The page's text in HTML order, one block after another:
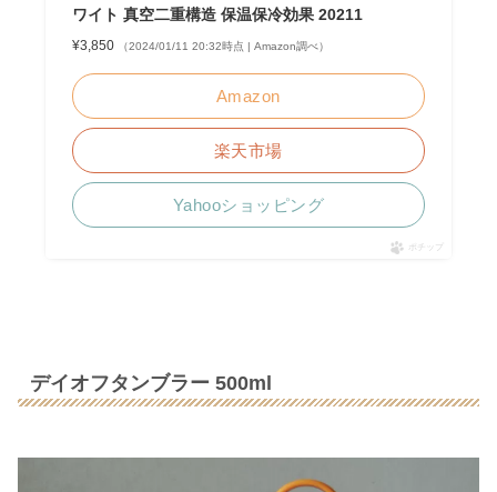
ワイト 真空二重構造 保温保冷効果 20211
¥3,850 （2024/01/11 20:32時点 | Amazon調べ）
Amazon
楽天市場
Yahooショッピング
ポチップ
デイオフタンブラー 500ml